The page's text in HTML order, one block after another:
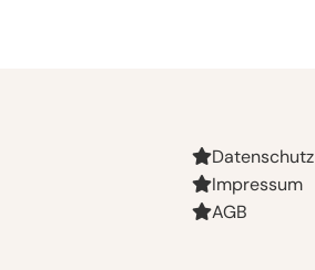
Datenschutz
Impressum
AGB